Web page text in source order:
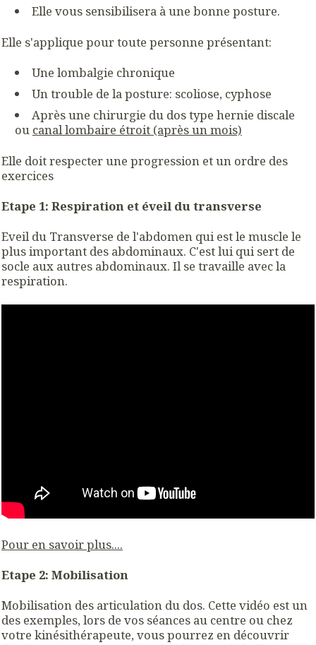
Elle vous sensibilisera à une bonne posture.
Elle s'applique pour toute personne présentant:
Une lombalgie chronique
Un trouble de la posture: scoliose, cyphose
Après une chirurgie du dos type hernie discale
ou canal lombaire étroit (après un mois)
Elle doit respecter une progression et un ordre des
exercices
Etape 1: Respiration et éveil du transverse
Eveil du Transverse de l'abdomen qui est le muscle le
plus important des abdominaux. C'est lui qui sert de
socle aux autres abdominaux. Il se travaille avec la
respiration.
Pour en savoir plus....
Etape 2: Mobilisation
Mobilisation des articulation du dos. Cette vidéo est un
des exemples, lors de vos séances au centre ou chez
votre kinésithérapeute, vous pourrez en découvrir